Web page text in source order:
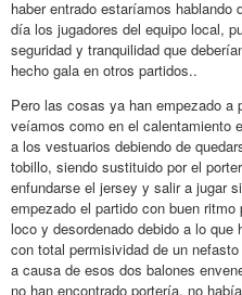
haber entrado estaríamos hablando
día los jugadores del equipo local,
seguridad y tranquilidad que
hecho gala en otros partidos..
Pero las cosas ya han empezado a
veíamos como en el calentamiento
a los vestuarios debiendo de
tobillo, siendo sustituido por el
enfundarse el jersey y salir a jugar
empezado el partido con buen
loco y desordenado debido a lo
con total permisividad de un
a causa de esos dos balones
no han encontrado portería, no